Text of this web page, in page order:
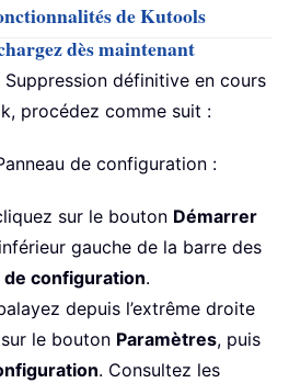
de Kutools
dès maintenant
définitive en cours
procédez comme suit :
de configuration :
sur le bouton Démarrer
gauche de la barre des
de configuration.
depuis l’extrême droite
le bouton Paramètres, puis
. Consultez les